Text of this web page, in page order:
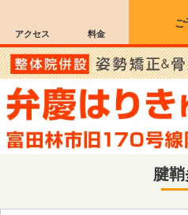
アクセス 料金
ご
腱鞘